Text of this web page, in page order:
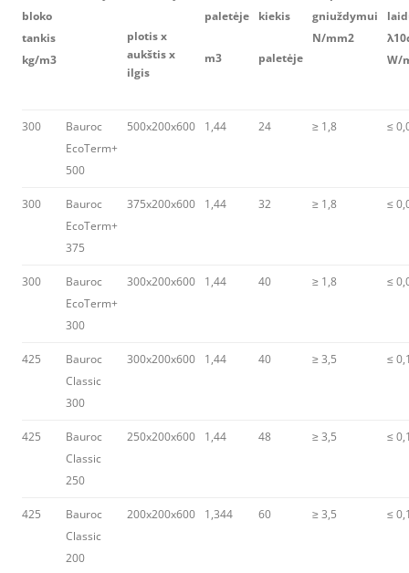
bloko
tankis
kg/m3
plotis x
aukštis x
ilgis
paletėje
m3
kiekis
paletėje
gniuždymui
N/mm2
W/
300
Bauroc
EcoTerm+
500
500x200x600 1,44 24 ≥ 1,8 ≤
300
Bauroc
EcoTerm+
375
375x200x600 1,44 32 ≥ 1,8 ≤
300
Bauroc
EcoTerm+
300
300x200x600 1,44 40 ≥ 1,8 ≤
425
Bauroc
Classic
300
300x200x600 1,44 40 ≥ 3,5 ≤
425
Bauroc
Classic
250
250x200x600 1,44 48 ≥ 3,5 ≤
425
Bauroc
Classic
200
200x200x600 1,344 60 ≥ 3,5 ≤